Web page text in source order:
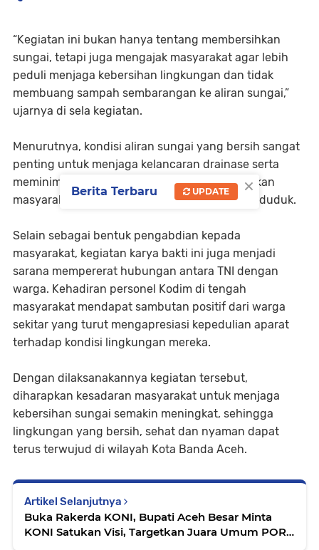
“Kegiatan ini bukan hanya tentang membersihkan
sungai, tetapi juga mengajak masyarakat agar lebih
peduli menjaga kebersihan lingkungan dan tidak
membuang sampah sembarangan ke aliran sungai,”
ujarnya di sela kegiatan.
Menurutnya, kondisi aliran sungai yang bersih sangat
penting untuk menjaga kelancaran drainase serta
meminimalisir risiko banjir yang dapat merugikan
masyarakat, khususnya di kawasan padat penduduk.
Selain sebagai bentuk pengabdian kepada
masyarakat, kegiatan karya bakti ini juga menjadi
sarana mempererat hubungan antara TNI dengan
warga. Kehadiran personel Kodim di tengah
masyarakat mendapat sambutan positif dari warga
sekitar yang turut mengapresiasi kepedulian aparat
terhadap kondisi lingkungan mereka.
Dengan dilaksanakannya kegiatan tersebut,
diharapkan kesadaran masyarakat untuk menjaga
kebersihan sungai semakin meningkat, sehingga
lingkungan yang bersih, sehat dan nyaman dapat
terus terwujud di wilayah Kota Banda Aceh.
Artikel Selanjutnya
Buka Rakerda KONI, Bupati Aceh Besar Minta
KONI Satukan Visi, Targetkan Juara Umum PORA
×
Berita Terbaru UPDATE